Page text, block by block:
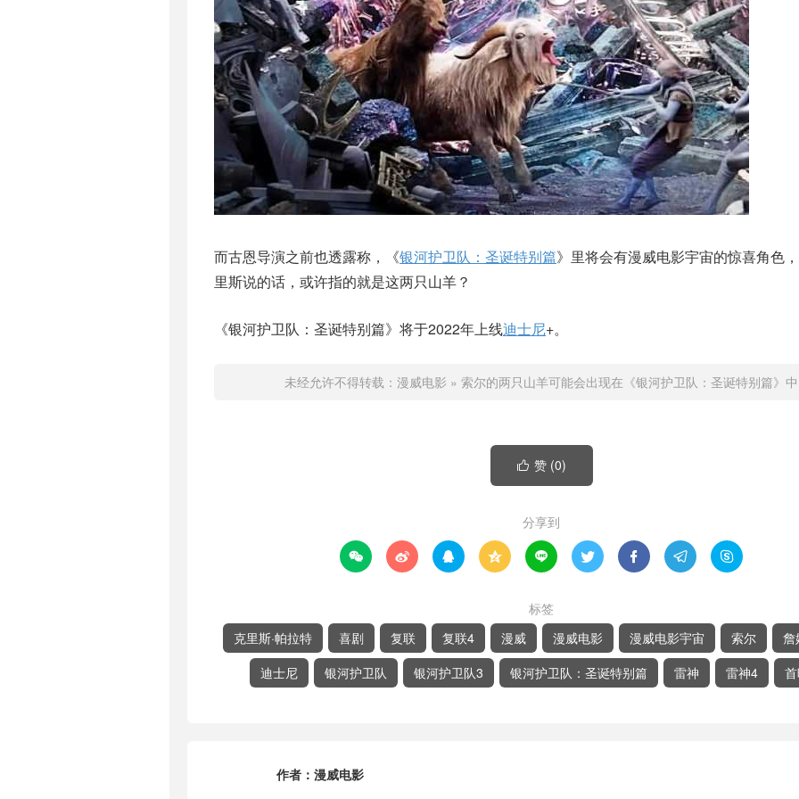
而古恩导演之前也透露称，《银河护卫队：圣诞特别篇》里将会有漫威电影宇宙的惊喜角色
里斯说的话，或许指的就是这两只山羊？
《银河护卫队：圣诞特别篇》将于2022年上线迪士尼+。
未经允许不得转载： 漫威电影 » 索尔的两只山羊可能会出现在《银河护卫队：圣诞特别篇》中
 赞 (0)
分享到
        
标签
克里斯·帕拉特
喜剧 复联 复联4 漫威 漫威电影 漫威电影宇宙 索尔
詹
迪士尼
银河护卫队 银河护卫队3 银河护卫队：圣诞特别篇 雷神 雷神4
作者： 漫威电影